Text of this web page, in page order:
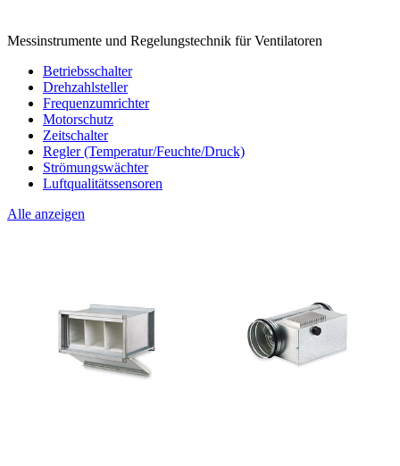
Messinstrumente und Regelungstechnik für Ventilatoren
Betriebsschalter
Drehzahlsteller
Frequenzumrichter
Motorschutz
Zeitschalter
Regler (Temperatur/Feuchte/Druck)
Strömungswächter
Luftqualitätssensoren
Alle anzeigen